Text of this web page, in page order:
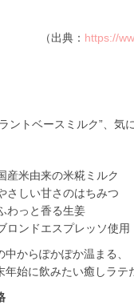
（出典： https://
ントベースミルク”、気
産米由来の米糀ミルク
さしい甘さのはちみつ
わっと香る生姜
ロンドエスプレッソ使用
中からぽかぽか温まる、
年始に飲みたい癒しラ